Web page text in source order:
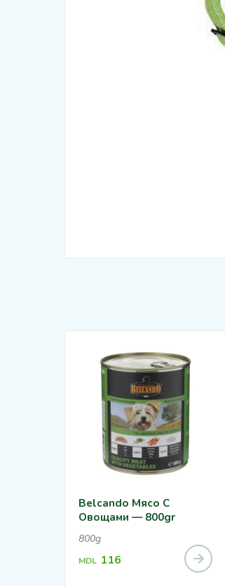
Belcando Мясо С
Овощами — 800gr
800g
MDL 116